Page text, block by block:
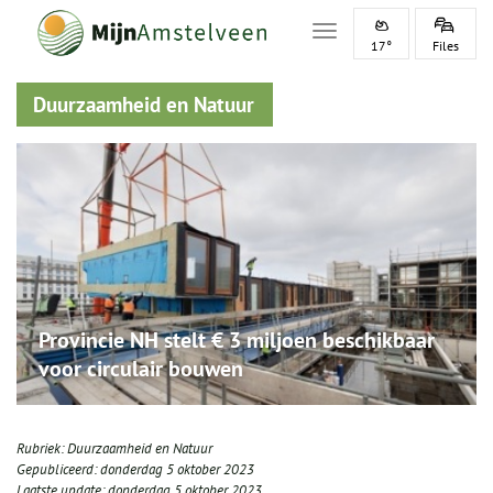
Toggle navigation
17° Files
Duurzaamheid en Natuur
Provincie NH stelt € 3 miljoen beschikbaar
voor circulair bouwen
Rubriek:Duurzaamheid en Natuur
Gepubliceerd:donderdag 5 oktober 2023